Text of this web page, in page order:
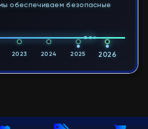
обеспечиваем безопасные
2023 2024 2025 2026